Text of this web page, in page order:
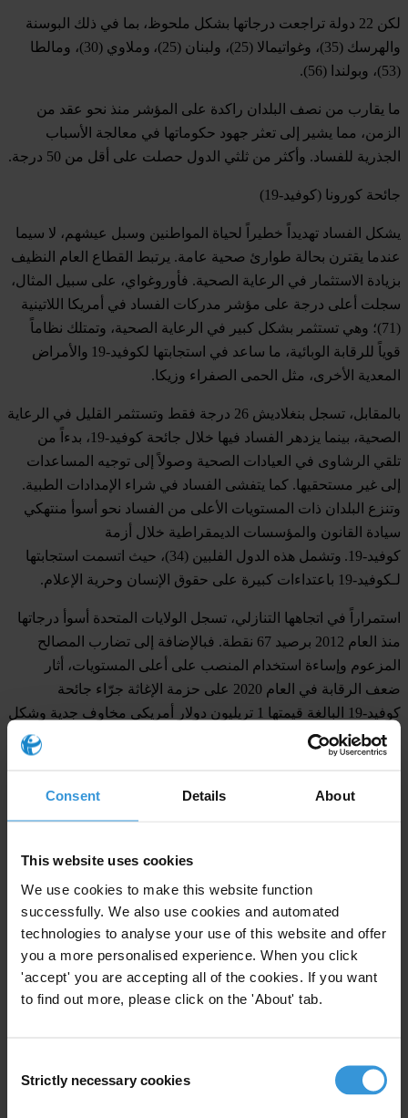
Consent Details About
This website uses cookies
We use cookies to make this website function
successfully. We also use cookies and automated
technologies to analyse your use of this website and offer
you a more personalised experience. When you click
'accept' you are accepting all of the cookies. If you want
to find out more, please click on the 'About' tab.
Selection
Strictly necessary cookies
لكن 22 دولة تراجعت درجاتها بشكل ملحوظ، بما في ذلك
البوسنة
والهرسك (35)، و غواتيمالا (25)، و لبنان (25)، و ملاوي (30)، و
مالطا
(53)، و
بولندا (56).
ما يقارب من نصف البلدان راكدة على المؤشر منذ نحو عقد من
الزمن، مما يشير إلى تعثر جهود حكوماتها في معالجة الأسباب
الجذرية للفساد. وأكثر من ثلثي الدول حصلت على أقل من 50 درجة.
جائحة كورونا (كوفيد-19 )
يشكل الفساد تهديداً خطيراً لحياة المواطنين وسبل عيشهم، لا سيما
عندما يقترن بحالة طوارئ صحية عامة. يرتبط القطاع العام النظيف
بزيادة الاستثمار في الرعاية الصحية. فأوروغواي، على سبيل المثال،
سجلت أعلى درجة على مؤشر مدركات الفساد في أمريكا اللاتينية
(71)؛ وهي تستثمر بشكل كبير في الرعاية الصحية، وتمتلك نظاماً
قوياً للرقابة الوبائية، ما ساعد في استجابتها لكوفيد-19 والأمراض
المعدية الأخرى، مثل الحمى الصفراء وزيكا.
بالمقابل، تسجل بنغلاديش
26 درجة فقط وتستثمر القليل في الرعاية
الصحية، بينما يزدهر الفساد فيها خلال جائحة كوفيد-19، بدءاً من
تلقي الرشاوى في العيادات الصحية وصولاً إلى توجيه المساعدات
إلى غير مستحقيها. كما يتفشى الفساد في شراء الإمدادات الطبية.
وتنزع البلدان ذات المستويات الأعلى من الفساد نحو أسوأ منتهكي
سيادة القانون والمؤسسات الديمقراطية خلال أزمة
كوفيد-19. وتشمل هذه الدول
الفلبين
(34)، حيث اتسمت استجابتها
لـكوفيد-19 باعتداءات كبيرة على حقوق الإنسان وحرية الإعلام.
استمراراً في اتجاهها التنازلي، تسجل الولايات المتحدة أسوأ درجاتها
منذ العام 2012 برصيد 67 نقطة. فبالإضافة إلى تضارب المصالح
المزعوم وإساءة استخدام المنصب على أعلى المستويات، أثار
ضعف الرقابة في العام 2020 على حزمة الإغاثة جرّاء جائحة
كوفيد-19 البالغة قيمتها 1 تريليون دولار أمريكي مخاوف جدية وشكل
تراجعاً عن الأعراف الديمقراطية الراسخة التي تدعم وجود حكومة
خاضعة للمساءلة.
التوصيات
حصلت على أعلى الدرجات، ما يثبت أنه لا يوجد بلد خالٍ من الفساد.
وللحد من الفساد والاستجابة بشكل أفضل للأزمات المستقبلية،
توصي منظمة الشفافية الدولية جميع الحكومات بما يلي:
من أجل ضمان وصول الموارد لأولئك
الذين هم في أمسّ الحاجة إليها. ويجب أن يكون لدى سلطات
مكافحة الفساد والمؤسسات الرقابية ما يكفي من الأموال والموارد
المخالفات، وتحديد تضارب المصالح، وضمان التسعير العادل.
الدفاع عن الديمقراطية وتعزيز الفضاء المدني لخلق الظروف